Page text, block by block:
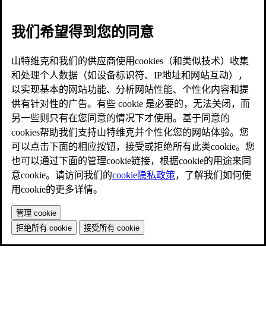
我们希望得到您的同意
山特维克和我们的供应商使用cookies（和类似技术）收集
和处理个人数据（如设备标识符、IP地址和网站互动），
以实现基本的网站功能、分析网站性能、个性化内容和提
供有针对性的广告。有些 cookie 是必要的，无法关闭，而
另一些则只有在您同意的情况下才使用。基于同意的
cookies帮助我们支持山特维克并个性化您的网站体验。您
可以点击下面的相应按钮，接受或拒绝所有此类cookie。您
也可以通过下面的管理cookie链接，根据cookie的用途来同
意cookie。请访问我们的cookie隐私政策，了解我们如何使
用cookie的更多详情。
管理 cookie
拒绝所有 cookie
接受所有 cookie